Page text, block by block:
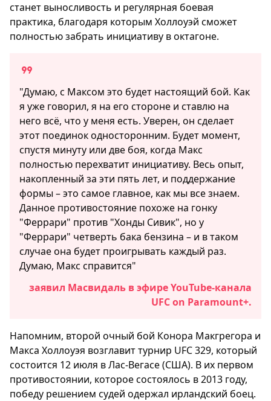
станет выносливость и регулярная боевая
практика, благодаря которым Холлоуэй сможет
полностью забрать инициативу в октагоне.
"Думаю, с Максом это будет настоящий бой. Как
я уже говорил, я на его стороне и ставлю на
него всё, что у меня есть. Уверен, он сделает
этот поединок односторонним. Будет момент,
спустя минуту или две боя, когда Макс
полностью перехватит инициативу. Весь опыт,
накопленный за эти пять лет, и поддержание
формы – это самое главное, как мы все знаем.
Данное противостояние похоже на гонку
"Феррари" против "Хонды Сивик", но у
"Феррари" четверть бака бензина – и в таком
случае она будет проигрывать каждый раз.
Думаю, Макс справится"
заявил Масвидаль в эфире YouTube-канала
UFC on Paramount+.
Напомним, второй очный бой Конора Макгрегора и
Макса Холлоуэя возглавит турнир UFC 329, который
состоится 12 июля в Лас-Вегасе (США). В их первом
противостоянии, которое состоялось в 2013 году,
победу решением судей одержал ирландский боец.